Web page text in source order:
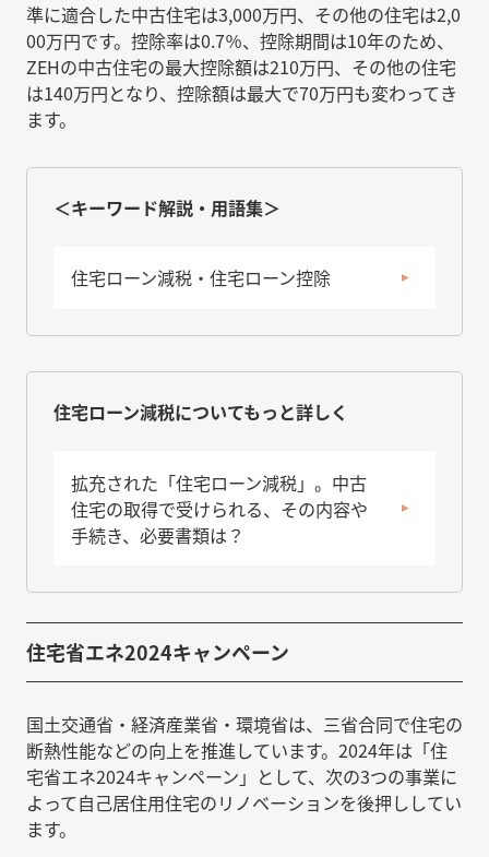
準に適合した中古住宅は3,000万円、その他の住宅は2,0
00万円です。控除率は0.7％、控除期間は10年のため、
ZEHの中古住宅の最大控除額は210万円、その他の住宅
は140万円となり、控除額は最大で70万円も変わってき
ます。
＜キーワード解説・用語集＞
住宅ローン減税・住宅ローン控除
住宅ローン減税についてもっと詳しく
拡充された「住宅ローン減税」。中古
住宅の取得で受けられる、その内容や
手続き、必要書類は？
住宅省エネ2024キャンペーン
国土交通省・経済産業省・環境省は、三省合同で住宅の
断熱性能などの向上を推進しています。2024年は「住
宅省エネ2024キャンペーン」として、次の3つの事業に
よって自己居住用住宅のリノベーションを後押ししてい
ます。